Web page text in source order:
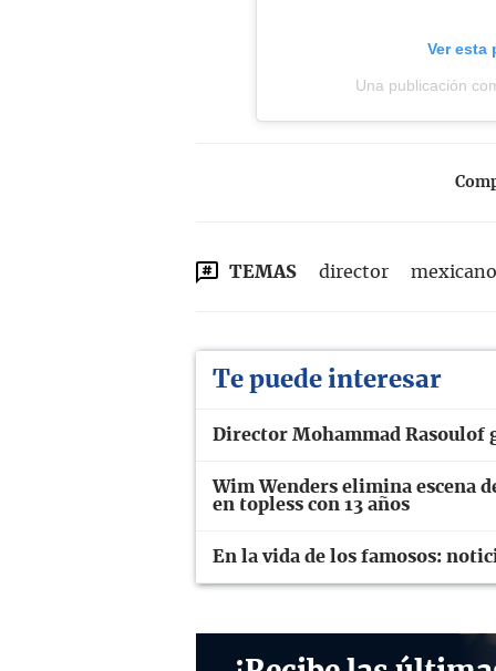
Ver esta
Una publicación
TEMAS director mexicano
Te puede interesar
Director Mohammad Rasoulof
Wim Wenders elimina escena
en topless con 13 años
En la vida de los famosos: